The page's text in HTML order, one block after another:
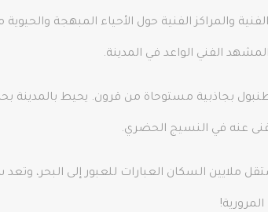
الفني الواعد في المدينة.
بجاذبية مستوحاة من قرون. يحيط بالمدينة
عنه في النسيج الحضري.
ملايين السكان العبارات للعبور إلى البحر،
المرورية!